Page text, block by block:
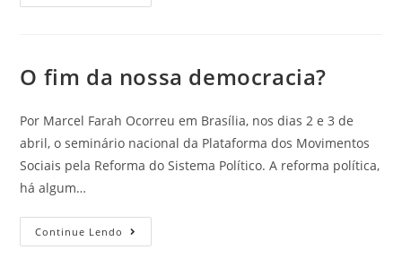
O fim da nossa democracia?
Por Marcel Farah Ocorreu em Brasília, nos dias 2 e 3 de
abril, o seminário nacional da Plataforma dos Movimentos
Sociais pela Reforma do Sistema Político. A reforma política,
há algum…
Continue Lendo